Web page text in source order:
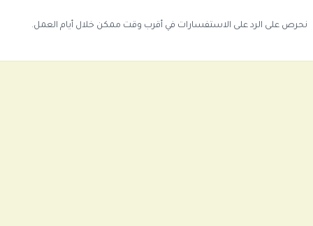
نحرص على الرد على الاستفسارات في أقرب وقت ممكن خلال أيام العمل.